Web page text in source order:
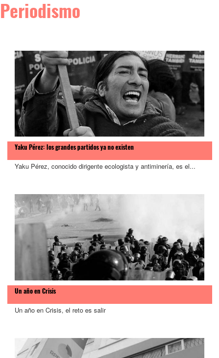
Periodismo
Yaku Pérez: los grandes partidos ya no existen
Yaku Pérez, conocido dirigente ecologista y antiminería, es el...
Un año en Crisis
Un año en Crisis, el reto es salir
>